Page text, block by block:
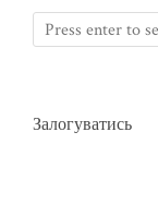
Залогуватись